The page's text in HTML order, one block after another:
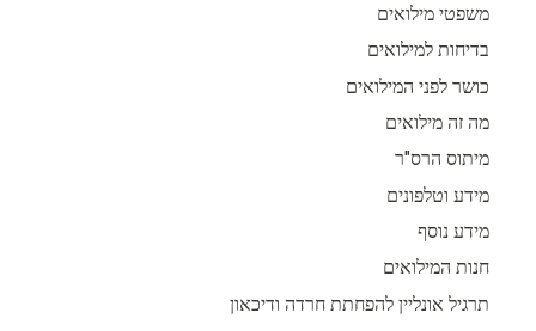
משפטי מילואים
בדיחות למילואים
כושר לפני המילואים
מה זה מילואים
מיתוס הרס"ר
מידע וטלפונים
מידע נוסף
חנות המילואים
תרגיל אונליין להפחתת חרדה ודיכאון